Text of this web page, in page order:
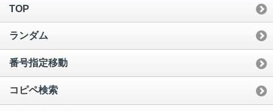
TOP
ランダム
番号指定移動
コピペ検索